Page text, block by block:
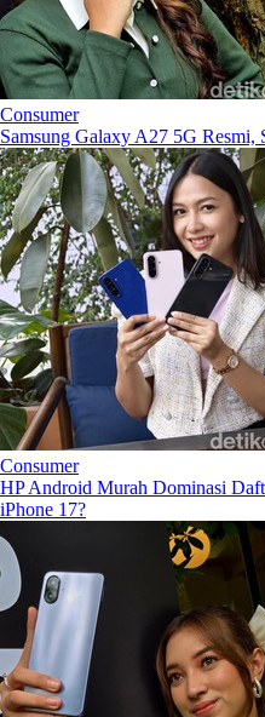
Consumer
Samsung Galaxy A27 5G Resmi,
Consumer
HP Android Murah Dominasi
iPhone 17?